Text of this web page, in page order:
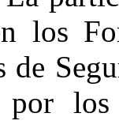
los
los